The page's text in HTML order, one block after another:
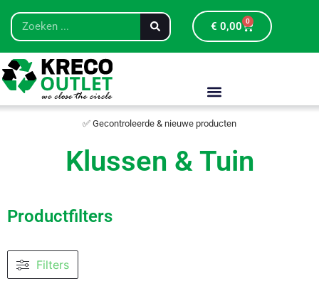
€ 0,00 0
✅ Gecontroleerde & nieuwe producten
Klussen & Tuin
Productfilters
Filters